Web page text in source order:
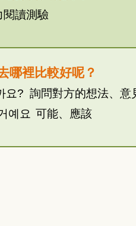
閱讀測驗
哪裡比較好呢？
요? 詢問對方的想法、意
예요 可能、應該